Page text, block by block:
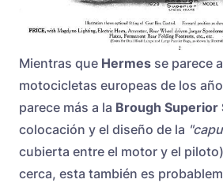
Mientras que Hermes se parece
motocicletas europeas de los
parece más a la Brough Superior
colocación y el diseño de la
cubierta entre el motor y el
cerca, esta también es